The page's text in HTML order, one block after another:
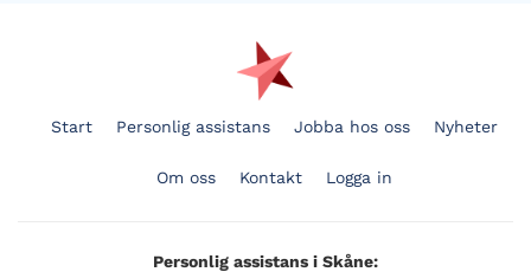
Start Personlig assistans Jobba hos oss Nyheter
Om oss Kontakt Logga in
Personlig assistans i Skåne: